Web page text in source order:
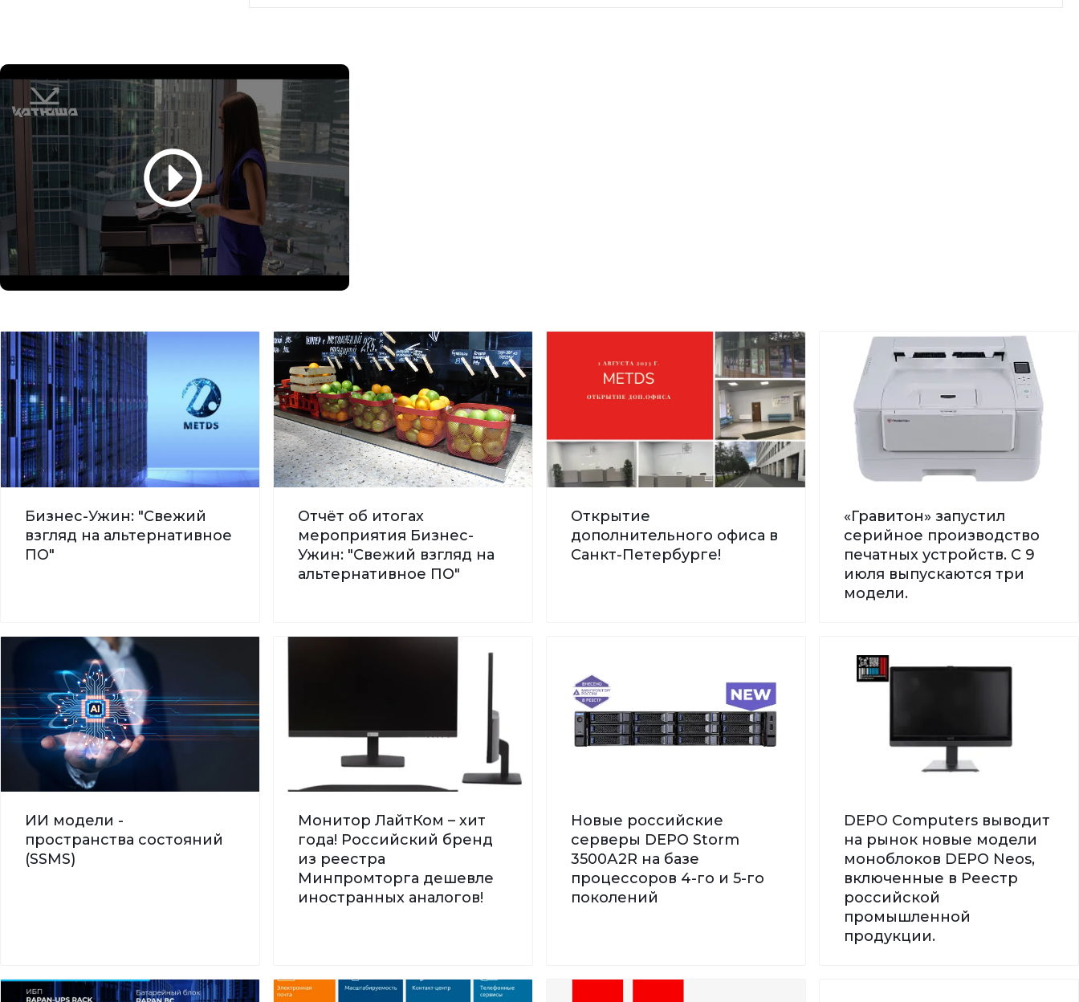
Бизнес-Ужин: "Свежий
взгляд на альтернативное
ПО"
Отчёт об итогах
мероприятия Бизнес-
Ужин: "Свежий взгляд на
альтернативное ПО"
Открытие
дополнительного офиса в
Санкт-Петербурге!
«Гравитон» запустил
серийное производство
печатных устройств. С 9
июля выпускаются три
модели.
ИИ модели -
пространства состояний
(SSMS)
Монитор ЛайтКом – хит
года! Российский бренд
из реестра
Минпромторга дешевле
иностранных аналогов!
Новые российские
серверы DEPO Storm
3500А2R на базе
процессоров 4-го и 5-го
поколений
DEPO Computers выводит
на рынок новые модели
моноблоков DEPO Neos,
включенные в Реестр
российской
промышленной
продукции.